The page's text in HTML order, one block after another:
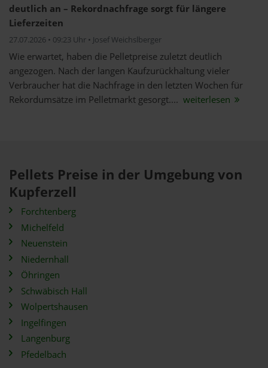
deutlich an – Rekordnachfrage sorgt für längere
Lieferzeiten
27.07.2026 • 09:23 Uhr • Josef Weichslberger
Wie erwartet, haben die Pelletpreise zuletzt deutlich
angezogen. Nach der langen Kaufzurückhaltung vieler
Verbraucher hat die Nachfrage in den letzten Wochen für
Rekordumsätze im Pelletmarkt gesorgt.... weiterlesen
Pellets Preise in der Umgebung von
Kupferzell
Forchtenberg
Michelfeld
Neuenstein
Niedernhall
Öhringen
Schwäbisch Hall
Wolpertshausen
Ingelfingen
Langenburg
Pfedelbach